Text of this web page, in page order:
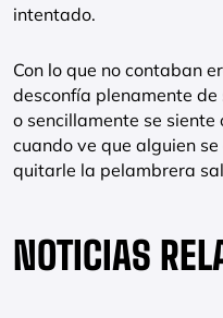
intentado.
Con lo que no contaban
desconfía plenamente de
o sencillamente se
cuando ve que alguien
quitarle la pelambrera
NOTICIAS